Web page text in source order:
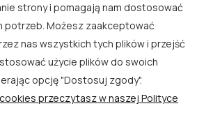
SKLEP
EXTRA
PORADY
strony i pomagają nam dostosować
potrzeb. Możesz zaakceptować
nas wszystkich tych plików i przejść
użycie plików do swoich
opcję "Dostosuj zgody".
przeczytasz w naszej Polityce